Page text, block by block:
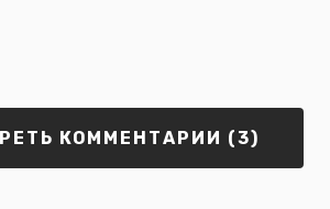
КОММЕНТАРИИ (3)